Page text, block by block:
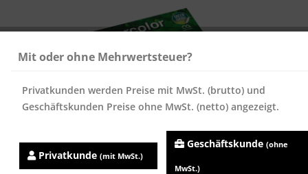
Clairefontaine EVERCOLOR - HELLBLAU 40006C...
500 Blatt
ab 5,77 € *
Mit oder ohne Mehrwertsteuer?
Privatkunden werden Preise mit MwSt. (brutto) und
Geschäftskunden Preise ohne MwSt. (netto) angezeigt.
Privatkunde (mit MwSt.)
Geschäftskunde (ohne
MwSt.)